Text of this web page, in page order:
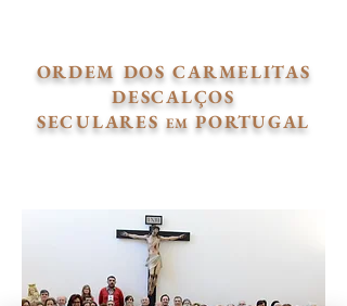
ORDEM DOS CARMELITAS
DESCALÇOS
SECULARESEM PORTUGAL